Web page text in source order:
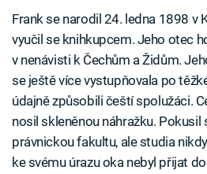
Frank se narodil 24. ledna 1898 v
vyučil se knihkupcem. Jeho otec
v nenávisti k Čechům a Židům.
se ještě více vystupňovala po
údajně způsobili čeští spolužáci.
nosil skleněnou náhražku. Pokusil
právnickou fakultu, ale studia
ke svému úrazu oka nebyl přijat